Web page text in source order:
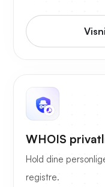
WHOIS
Hold dine
registre.